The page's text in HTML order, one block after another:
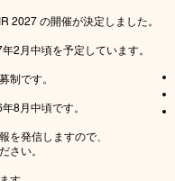
2027 の開催が決定しました。
2月中頃を予定しています。
制です。
8月中頃です。
を発信しますので、
さい。